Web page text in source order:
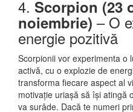
4. Scorpion (23
noiembrie) – O
energie pozitivă
Scorpionii vor experimenta o
activă, cu o explozie de
transforma fiecare aspect al
motivație uriașă să își atingă
va surâde. Dacă te numeri